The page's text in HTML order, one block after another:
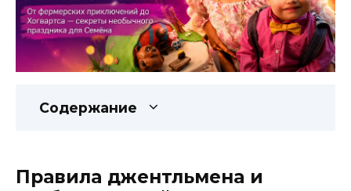
Содержание
Правила джентльмена и